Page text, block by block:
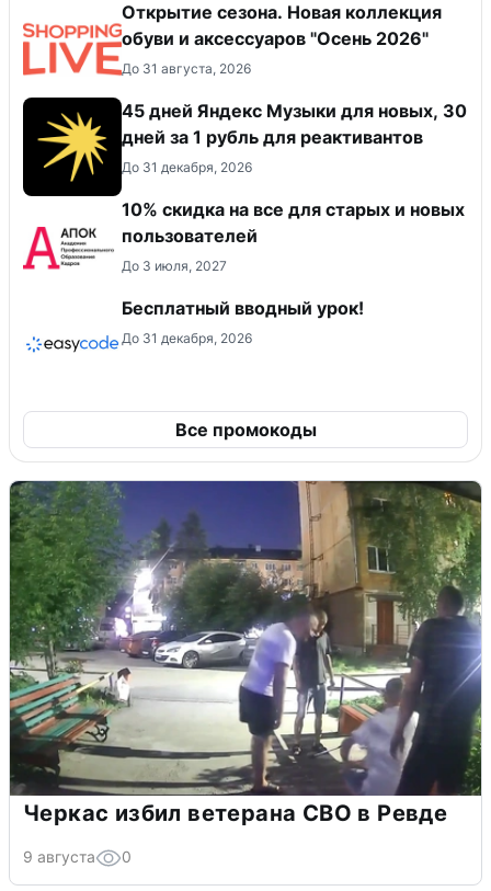
Открытие сезона. Новая коллекция
обуви и аксессуаров "Осень 2026"
До 31 августа, 2026
45 дней Яндекс Музыки для новых, 30
дней за 1 рубль для реактивантов
До 31 декабря, 2026
10% скидка на все для старых и новых
пользователей
До 3 июля, 2027
Бесплатный вводный урок!
До 31 декабря, 2026
Все промокоды
Черкас избил ветерана СВО в Ревде
9 августа 0